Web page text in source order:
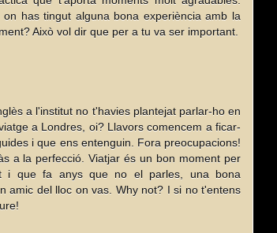
has tingut alguna bona experiència amb la
Això vol dir que per a tu va ser important.
a l'institut no t'havies plantejat parlar-ho en
a Londres, oi? Llavors comencem a ficar-
i que ens entenguin. Fora preocupacions!
a la perfecció. Viatjar és un bon moment per
i que fa anys que no el parles, una bona
amic del lloc on vas. Why not? I si no t'entens